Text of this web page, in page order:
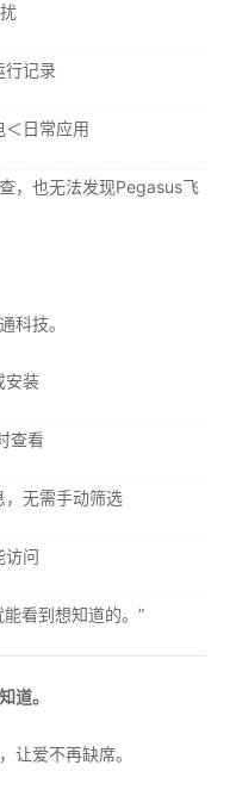
行记录
＜日常应用
，也无法发现Pegasus飞
科技。
安装
查看
，无需手动筛选
访问
看到想知道的。”
道。
让爱不再缺席。